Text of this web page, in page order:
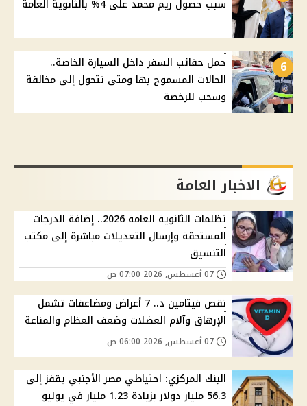
سبب حصول ريم محمد على 4% بالثانوية العامة
6
حمل حقائب السفر داخل السيارة الخاصة..
الحالات المسموح بها ومتى تتحول إلى مخالفة
وسحب للرخصة
الاخبار العامة
تظلمات الثانوية العامة 2026.. إضافة الدرجات
المستحقة وإرسال التعديلات مباشرة إلى مكتب
التنسيق
نقص فيتامين د.. 7 أعراض ومضاعفات تشمل
الإرهاق وآلام العضلات وضعف العظام والمناعة
البنك المركزي: احتياطي مصر الأجنبي يقفز إلى
56.3 مليار دولار بزيادة 1.23 مليار في يوليو